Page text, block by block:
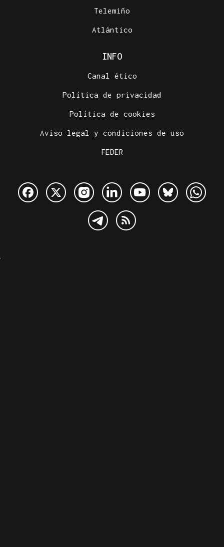
Telemiño
Atlántico
INFO
Canal ético
Política de privacidad
Política de cookies
Aviso legal y condiciones de uso
FEDER